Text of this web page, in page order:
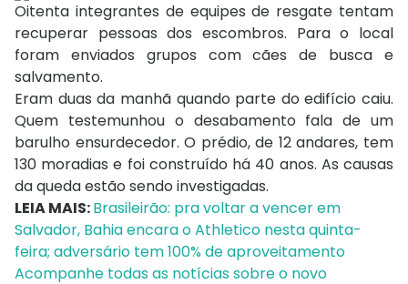
Oitenta integrantes de equipes de resgate tentam
recuperar pessoas dos escombros. Para o local
foram enviados grupos com cães de busca e
salvamento.
Eram duas da manhã quando parte do edifício caiu.
Quem testemunhou o desabamento fala de um
barulho ensurdecedor. O prédio, de 12 andares, tem
130 moradias e foi construído há 40 anos. As causas
da queda estão sendo investigadas.
LEIA MAIS:Brasileirão: pra voltar a vencer em
Salvador, Bahia encara o Athletico nesta quinta-
feira; adversário tem 100% de aproveitamento
Acompanhe todas as notícias sobre o novo